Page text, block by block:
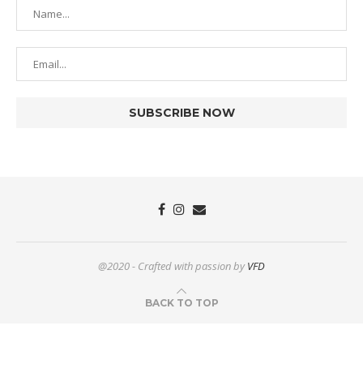
@2020 - Crafted with passion byVFD
BACK TO TOP